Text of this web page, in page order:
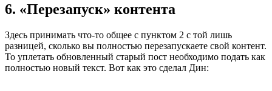
6. «Перезапуск» контента
Здесь принимать что-то общее с пунктом 2 с той лишь
разницей, сколько вы полностью перезапускаете свой контент.
То уплетать обновленный старый пост необходимо подать как
полностью новый текст. Вот как это сделал Дин: